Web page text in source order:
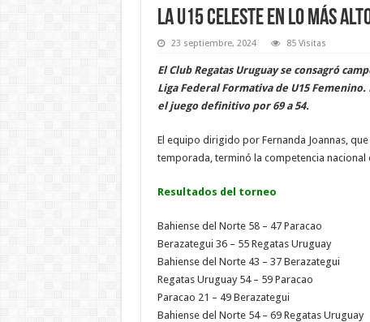
La U15 celeste en lo más
23 septiembre, 2024 85 Visitas
El Club Regatas Uruguay se consagró
Liga Federal Formativa de U15
el juego definitivo por 69 a 54.
El equipo dirigido por Fernanda Joannas,
temporada, terminó la competencia
Resultados del torneo
Bahiense del Norte 58 – 47 Paracao
Berazategui 36 – 55 Regatas Uruguay
Bahiense del Norte 43 – 37 Berazategui
Regatas Uruguay 54 – 59 Paracao
Paracao 21 – 49 Berazategui
Bahiense del Norte 54 – 69 Regatas Uruguay